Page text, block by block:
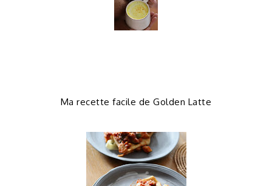
Ma recette facile de Golden Latte